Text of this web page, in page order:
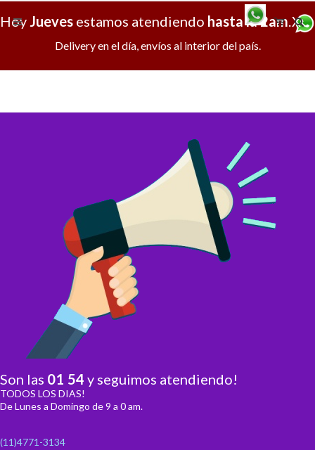
X
Hoy Jueves estamos atendiendo hasta la 2am.
Delivery en el día, envíos al interior del país.
Son las 01 54 y seguimos atendiendo!
TODOS LOS DIAS!
De Lunes a Domingo de 9 a 0 am.
(11)4771-3134